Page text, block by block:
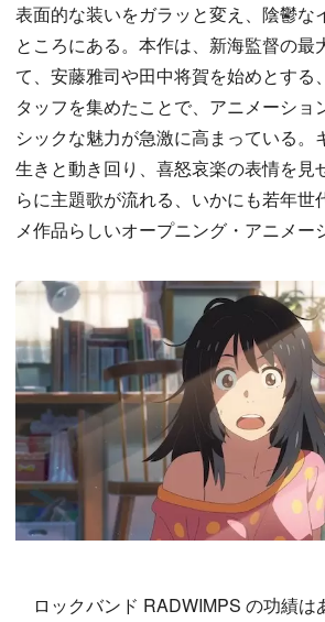
表面的な装いをガラッと変え、陰鬱な
ところにある。本作は、新海監督の最
て、安藤雅司や田中将賀を始めとする
タッフを集めたことで、アニメーショ
シックな魅力が急激に高まっている。
生きと動き回り、喜怒哀楽の表情を見
らに主題歌が流れる、いかにも若年世
メ作品らしいオープニング・アニメー
ロックバンド RADWIMPS の功績は